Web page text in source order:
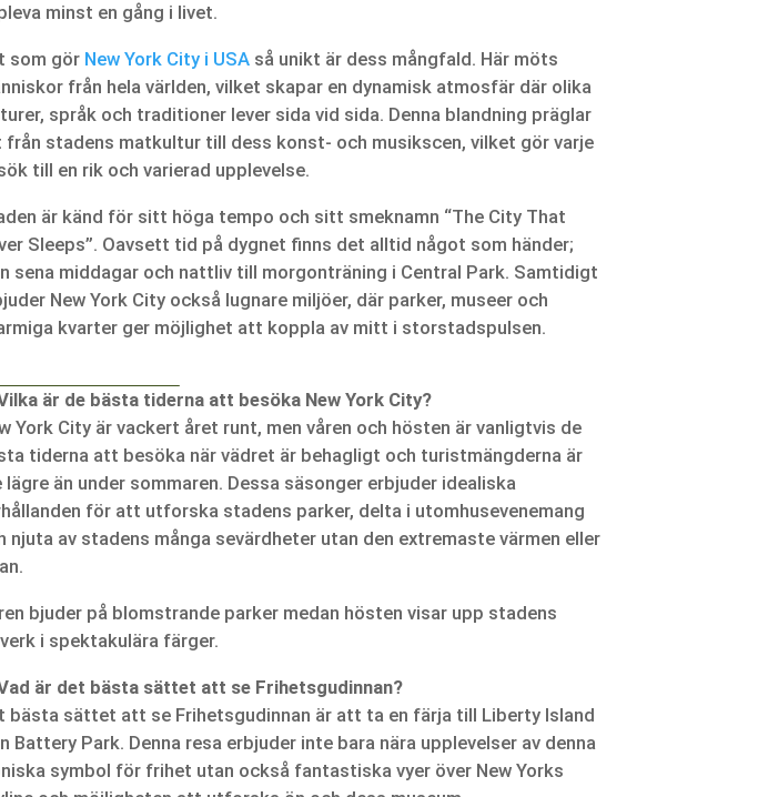
minst en gång i livet.
som gör New York City i USAså unikt är dess mångfald. Här möts
från hela världen, vilket skapar en dynamisk atmosfär där olika
språk och traditioner lever sida vid sida. Denna blandning präglar
från stadens matkultur till dess konst- och musikscen, vilket gör varje
till en rik och varierad upplevelse.
är känd för sitt höga tempo och sitt smeknamn “The City That
Sleeps”. Oavsett tid på dygnet finns det alltid något som händer;
sena middagar och nattliv till morgonträning i Central Park. Samtidigt
New York City också lugnare miljöer, där parker, museer och
kvarter ger möjlighet att koppla av mitt i storstadspulsen.
är de bästa tiderna att besöka New York City?
York City är vackert året runt, men våren och hösten är vanligtvis de
tiderna att besöka när vädret är behagligt och turistmängderna är
lägre än under sommaren. Dessa säsonger erbjuder idealiska
för att utforska stadens parker, delta i utomhusevenemang
njuta av stadens många sevärdheter utan den extremaste värmen eller
bjuder på blomstrande parker medan hösten visar upp stadens
i spektakulära färger.
är det bästa sättet att se Frihetsgudinnan?
bästa sättet att se Frihetsgudinnan är att ta en färja till Liberty Island
Battery Park. Denna resa erbjuder inte bara nära upplevelser av denna
symbol för frihet utan också fantastiska vyer över New Yorks